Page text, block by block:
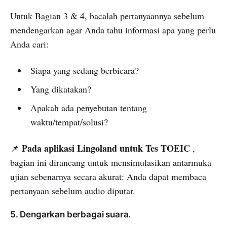
Untuk Bagian 3 & 4, bacalah pertanyaannya sebelum
mendengarkan agar Anda tahu informasi apa yang perlu
Anda cari:
Siapa yang sedang berbicara?
Yang dikatakan?
Apakah ada penyebutan tentang
waktu/tempat/solusi?
📌 Pada aplikasi Lingoland untuk Tes TOEIC ,
bagian ini dirancang untuk mensimulasikan antarmuka
ujian sebenarnya secara akurat: Anda dapat membaca
pertanyaan sebelum audio diputar.
5. Dengarkan berbagai suara.